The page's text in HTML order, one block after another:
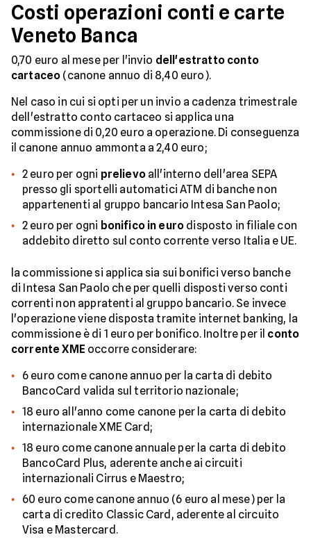
Costi operazioni conti e carte
Veneto Banca
0,70 euro al mese per l'invio dell'estratto conto
cartaceo (canone annuo di 8,40 euro).
Nel caso in cui si opti per un invio a cadenza trimestrale
dell'estratto conto cartaceo si applica una
commissione di 0,20 euro a operazione. Di conseguenza
il canone annuo ammonta a 2,40 euro;
2 euro per ogni prelievoall'interno dell'area SEPA
presso gli sportelli automatici ATM di banche non
appartenenti al gruppo bancario Intesa San Paolo;
2 euro per ogni bonifico in euro disposto in filiale con
addebito diretto sul conto corrente verso Italia e UE.
la commissione si applica sia sui bonifici verso banche
di Intesa San Paolo che per quelli disposti verso conti
correnti non appratenti al gruppo bancario. Se invece
l'operazione viene disposta tramite internet banking, la
commissione è di 1 euro per bonifico. Inoltre per il conto
corrente XME occorre considerare:
6 euro come canone annuo per la carta di debito
BancoCard valida sul territorio nazionale;
18 euro all'anno come canone per la carta di debito
internazionale XME Card;
18 euro come canone annuale per la carta di debito
BancoCard Plus, aderente anche ai circuiti
internazionali Cirrus e Maestro;
60 euro come canone annuo (6 euro al mese) per la
carta di credito Classic Card, aderente al circuito
Visa e Mastercard.